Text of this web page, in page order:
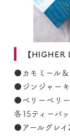
【HIGHER
●カモミール＆
●ジンジャー
●ベリーベリー
各15ティーバ
●アールグレ